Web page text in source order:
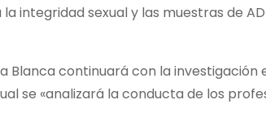
integridad sexual y las muestras de
Blanca continuará con la
se «analizará la conducta de los